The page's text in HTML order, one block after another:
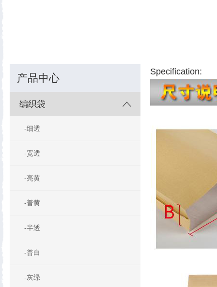
产品中心
编织袋
-细透
-宽透
-亮黄
-普黄
-半透
-普白
-灰绿
Specification: